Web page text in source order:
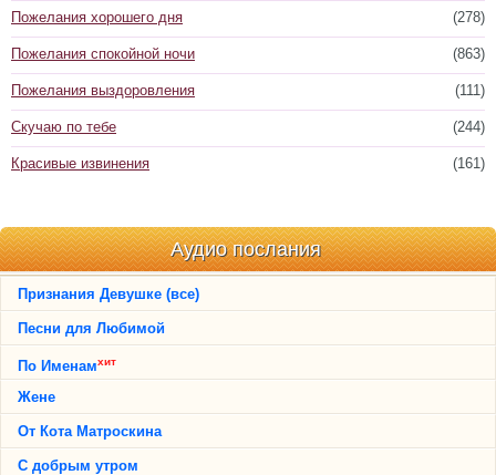
(278)
Пожелания хорошего дня
(863)
Пожелания спокойной ночи
(111)
Пожелания выздоровления
(244)
Скучаю по тебе
(161)
Красивые извинения
Аудио послания
Признания Девушке (все)
Песни для Любимой
По Именамхит
Жене
От Кота Матроскина
С добрым утром